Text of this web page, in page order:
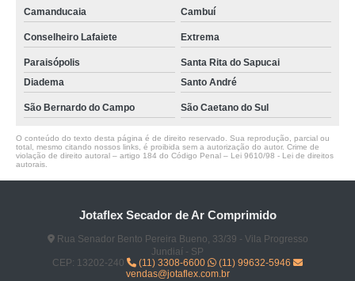
Camanducaia Cambuí
Conselheiro Lafaiete Extrema
Paraisópolis
Santa Rita do Sapucai
Diadema
Santo André
São Bernardo do Campo São Caetano do Sul
O conteúdo do texto desta página é de direito reservado. Sua reprodução, parcial ou
total, mesmo citando nossos links, é proibida sem a autorização do autor. Crime de
violação de direito autoral – artigo 184 do Código Penal – Lei 9610/98 - Lei de direitos
autorais
Jotaflex Secador de Ar Comprimido
Rua Senador Bento Pereira Bueno, 33/39 - Vila Progresso
Jundiaí - SP
CEP: 13202-240
(11) 3308-6600
(11) 99632-5946
vendas@jotaflex.com.br